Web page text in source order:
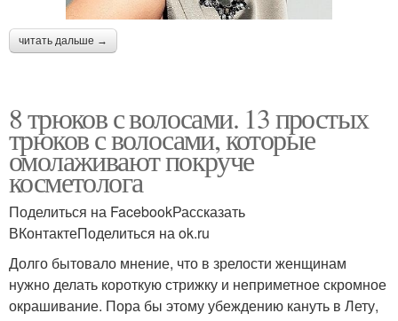
читать дальше →
8 трюков с волосами. 13 простых
трюков с волосами, которые
омолаживают покруче
косметолога
Поделиться на FacebookРассказать
ВКонтактеПоделиться на ok.ru
Долго бытовало мнение, что в зрелости женщинам
нужно делать короткую стрижку и неприметное скромное
окрашивание. Пора бы этому убеждению кануть в Лету,